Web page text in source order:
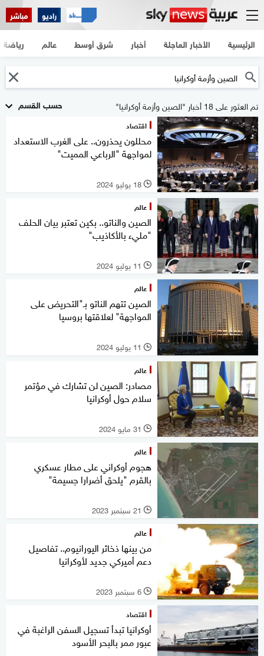
راديو مباشر
الرئيسية الأخبار العاجلة أخبار شرق أوسط عالم رياضة
حسب القسم تم العثور على 18 أخبار "الصين وأزمة أوكرانيا"
اقتصاد
محللون يحذرون.. على الغرب الاستعداد
لمواجهة "الرباعي المميت"
l 18 يوليو 2024
عالم
الصين والناتو.. بكين تعتبر بيان الحلف
"مليء بالأكاذيب"
l 11 يوليو 2024
عالم
الصين تتهم الناتو بـ"التحريض على
المواجهة" لعلاقتها بروسيا
l 11 يوليو 2024
عالم
مصادر: الصين لن تشارك في مؤتمر
سلام حول أوكرانيا
l 31 مايو 2024
عالم
هجوم أوكراني على مطار عسكري
بالقرم "يلحق أضرارا جسيمة"
l 21 سبتمبر 2023
عالم
من بينها ذخائر اليورانيوم.. تفاصيل
دعم أميركي جديد لأوكرانيا
l 6 سبتمبر 2023
اقتصاد
أوكرانيا تبدأ تسجيل السفن الراغبة في
عبور ممر بالبحر الأسود